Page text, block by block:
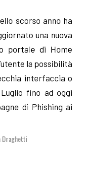
scorso anno ha
una nuova
portale di Home
la possibilità
interfaccia o
fino ad oggi
di Phishing ai
Draghetti